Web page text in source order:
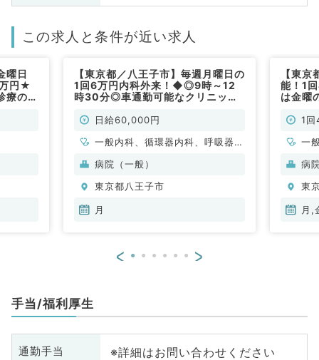
この求人と条件が近い求人
曜日
円★
療のお
【東京都／八王子市】毎週月曜日の
1回6万円内科外来！◆◎9時～12
時30分◎車通勤可能なクリニック
日給60,000円
一般内科、循環器内科、呼吸器内
科、消化器内科、腎臓内科、老年
病院（一般）
東京都八王子市
月
【東
能！1
は金曜
科系／
1
一
科
病
東
月,
< >
手当/福利厚生
通勤手当 ※詳細はお問い合わせください